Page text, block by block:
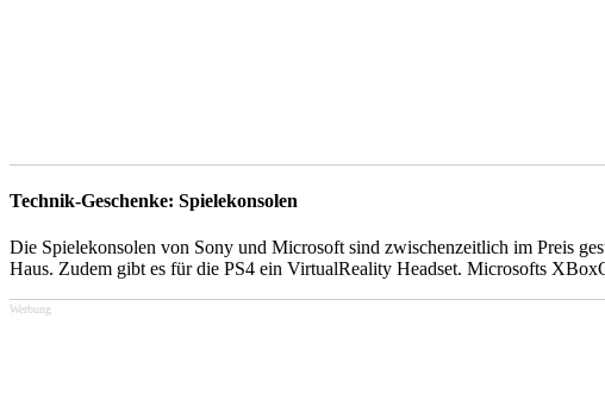
Technik-Geschenke: Spielekonsolen
Die Spielekonsolen von Sony und Microsoft sind zwischenzeitlich im Preis
Haus. Zudem gibt es für die PS4 ein VirtualReality Headset. Microsofts
Werbung